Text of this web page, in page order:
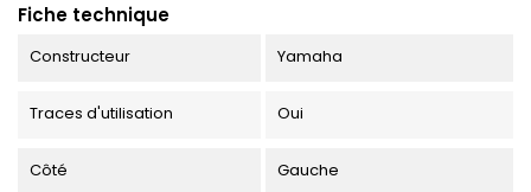
Fiche technique
Constructeur Yamaha
Traces d'utilisation Oui
Côté Gauche